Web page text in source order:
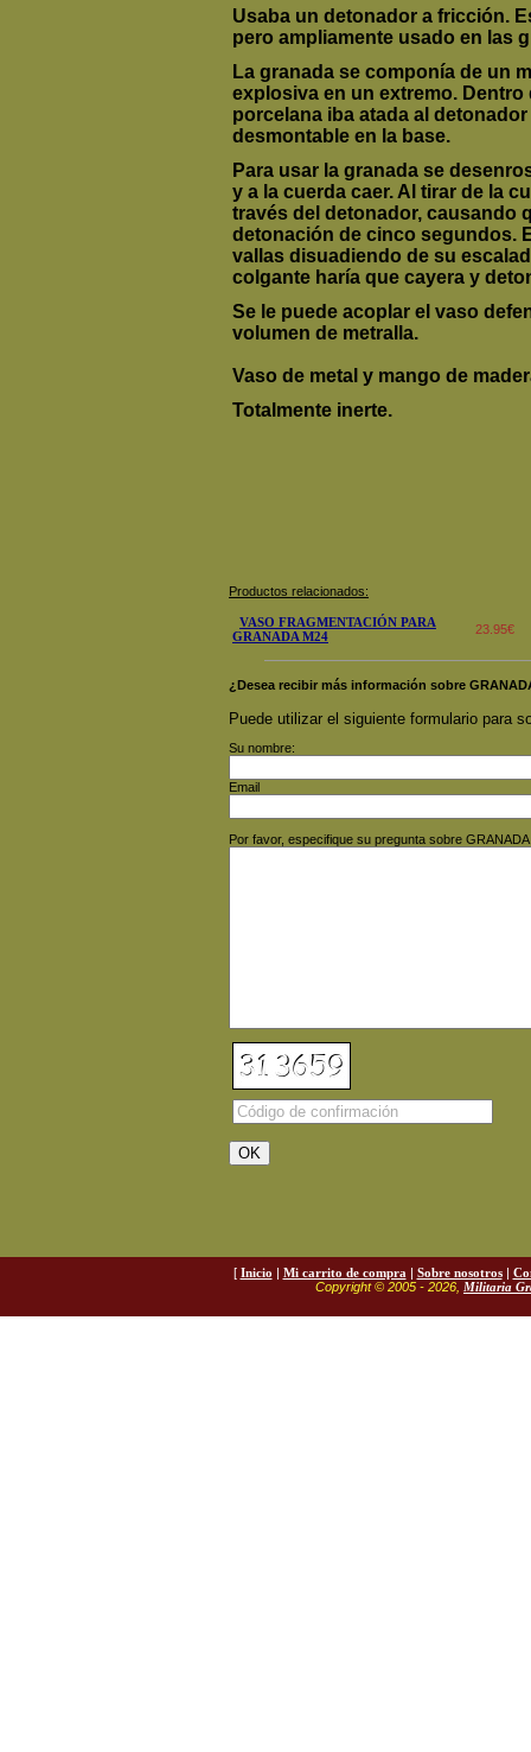
Usaba un detonador a fricción.
pero ampliamente usado en las
La granada se componía de un
explosiva en un extremo.
porcelana iba atada al
desmontable en la base.
Para usar la granada se
y a la cuerda caer. Al tirar de la
través del detonador, causando
detonación de cinco segundos.
vallas disuadiendo de su
colgante haría que cayera y
Se le puede acoplar el vaso
volumen de metralla.
Vaso de metal y mango de
Totalmente inerte.
Productos relacionados:
VASO FRAGMENTACIÓN PARA
GRANADA M24
23.95€
¿Desea recibir más información sobre
Puede utilizar el siguiente formulario para
Su nombre:
Email
Por favor, especifique su pregunta sobre
[ Inicio | Mi carrito de compra | Sobre nosotros|
Copyright © 2005 - 2026, Militaria